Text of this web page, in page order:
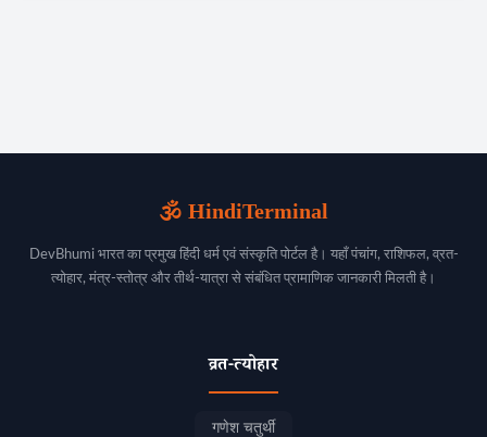
🕉️ HindiTerminal
DevBhumi भारत का प्रमुख हिंदी धर्म एवं संस्कृति पोर्टल है। यहाँ पंचांग, राशिफल, व्रत-
त्योहार, मंत्र-स्तोत्र और तीर्थ-यात्रा से संबंधित प्रामाणिक जानकारी मिलती है।
व्रत-त्योहार
गणेश चतुर्थी